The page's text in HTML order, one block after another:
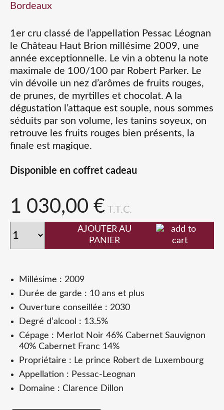
Bordeaux
1er cru classé de l’appellation Pessac Léognan
le Château Haut Brion millésime 2009, une
année exceptionnelle. Le vin a obtenu la note
maximale de 100/100 par Robert Parker. Le
vin dévoile un nez d’arômes de fruits rouges,
de prunes, de myrtilles et chocolat. A la
dégustation l’attaque est souple, nous sommes
séduits par son volume, les tanins soyeux, on
retrouve les fruits rouges bien présents, la
finale est magique.
Disponible en coffret cadeau
1 030,00 € T.T.C.
AJOUTER AU
PANIER
Millésime : 2009
Durée de garde : 10 ans et plus
Ouverture conseillée : 2030
Degré d’alcool : 13.5%
Cépage : Merlot Noir 46% Cabernet Sauvignon
40% Cabernet Franc 14%
Propriétaire : Le prince Robert de Luxembourg
Appellation : Pessac-Leognan
Domaine : Clarence Dillon